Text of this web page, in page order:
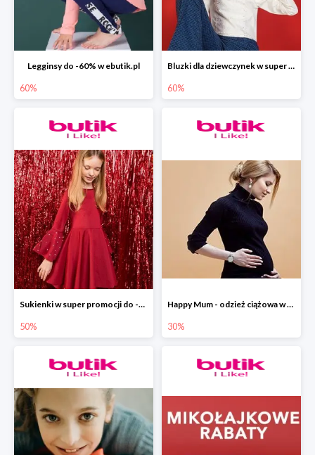
Legginsy do -60% w ebutik.pl
60%
Bluzki dla dziewczynek w super cenach do -60% taniej w ebutik.pl
60%
Sukienki w super promocji do -50 % w ebutik.pl
50%
Happy Mum - odzież ciążowa w promocyjnych cenach w ebutik.pl
30%